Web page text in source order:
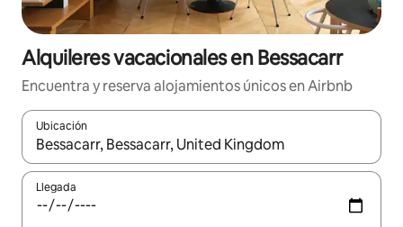
Alquileres vacacionales en Bessacarr
Encuentra y reserva alojamientos únicos en Airbnb
Ubicación
Cuando los resultados estén disponibles, navega con las
Llegada